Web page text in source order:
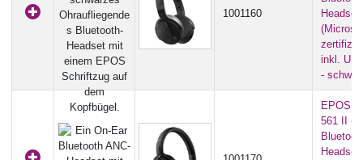
1001160
Headset
inkl.
-
EPOS
561 II -
Headset